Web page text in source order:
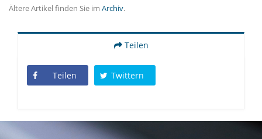
Ältere Artikel finden Sie im Archiv.
Teilen
Teilen Twittern